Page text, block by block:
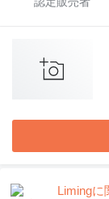
Limingに